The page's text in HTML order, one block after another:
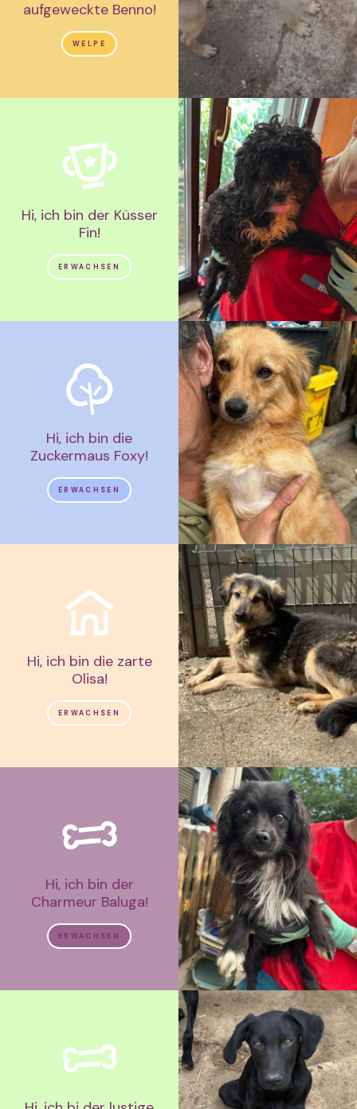
aufgeweckte Benno!
WELPE
Hi, ich bin der Küsser
Fin!
ERWACHSEN
Hi, ich bin die
Zuckermaus Foxy!
ERWACHSEN
Hi, ich bin die zarte
Olisa!
ERWACHSEN
Hi, ich bin der
Charmeur Baluga!
ERWACHSEN